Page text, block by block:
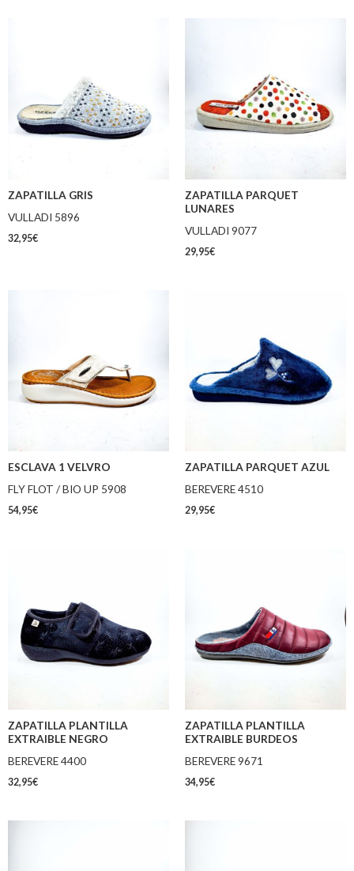
ZAPATILLA GRIS
VULLADI 5896
32,95€
ZAPATILLA PARQUET
LUNARES
VULLADI 9077
29,95€
ESCLAVA 1 VELVRO
FLY FLOT / BIO UP 5908
54,95€
ZAPATILLA PARQUET AZUL
BEREVERE 4510
29,95€
ZAPATILLA PLANTILLA
EXTRAIBLE NEGRO
BEREVERE 4400
32,95€
ZAPATILLA PLANTILLA
EXTRAIBLE BURDEOS
BEREVERE 9671
34,95€